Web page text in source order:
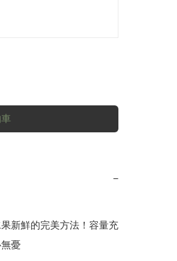
−
新鮮的完美方法！容量充
憂